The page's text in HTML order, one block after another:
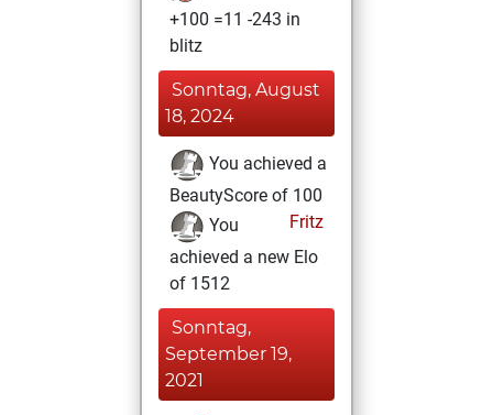
+100 =11 -243 in
blitz
Sonntag, August
18, 2024
You achieved a
BeautyScore of 100
Fritz
You
achieved a new Elo
of 1512
Sonntag,
September 19,
2021